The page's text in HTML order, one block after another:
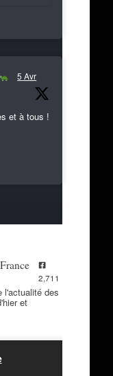
5 Avr
et à tous !
2,711
l'actualité des
et